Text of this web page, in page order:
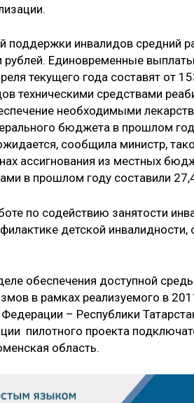
поддержки инвалидов средний
Единовременные
текущего года составят от
техническими средствами
необходимыми
бюджета в прошлом
сообщила министр,
ассигнования из местных
в прошлом году составили
по содействию занятости
детской инвалидности,
обеспечения доступной
в рамках реализуемого в
– Республики
пилотного проекта
область.